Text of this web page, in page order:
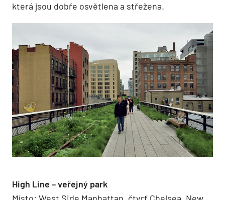
která jsou dobře osvětlena a střežena.
High Line – veřejný park